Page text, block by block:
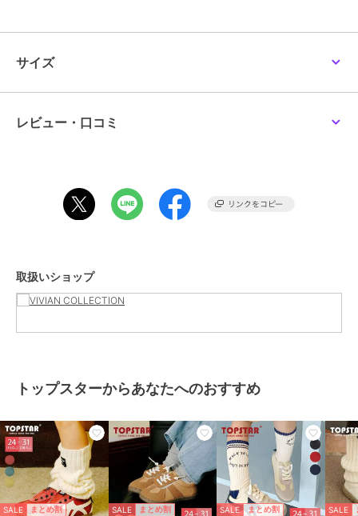
※ 生産時期によって色味や仕様が異なる場合がございます。
※ 画像はサンプルを使用している為、実際にお届けする商品と仕様
がございます。
ショップ VIVIAN COLLECTION
商品カテゴリ ベビーシューズ
シューズ
エロー
素材
キャンバス素材
商品のお取り扱い方法
原産国 中国
サイズ
レビュー・口コミ
取扱いショップ
トップスターからあなたへのおすすめ
SALE まとめ割 SALE まとめ割 SALE まとめ割 SALE